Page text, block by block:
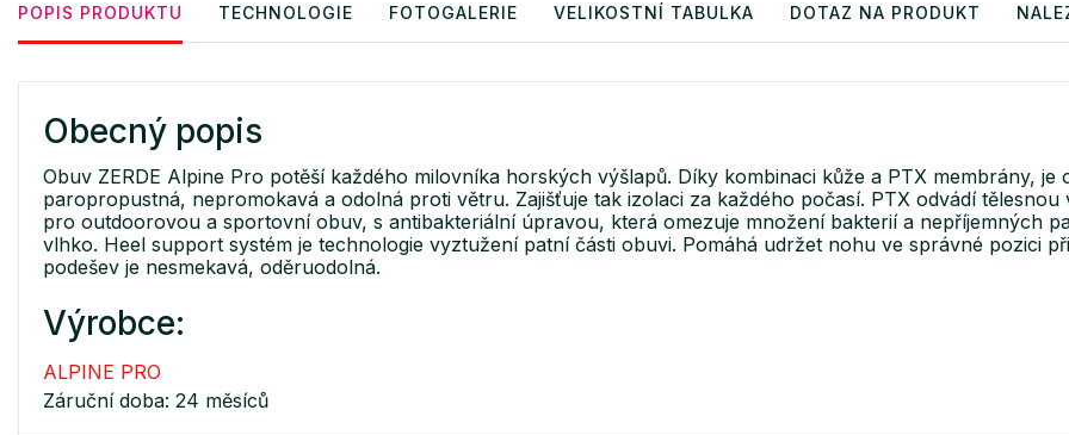
POPIS PRODUKTU TECHNOLOGIE FOTOGALERIE VELIKOSTNÍ TABULKA DOTAZ NA PRODUKT
Obecný popis
Obuv ZERDE Alpine Pro potěší každého milovníka horských výšlapů. Díky kombinaci kůže a PTX membrány,
paropropustná, nepromokavá a odolná proti větru. Zajišťuje tak izolaci za každého počasí. PTX odvádí
pro outdoorovou a sportovní obuv, s antibakteriální úpravou, která omezuje množení bakterií a nepříjemných
vlhko. Heel support systém je technologie vyztužení patní části obuvi. Pomáhá udržet nohu ve správné pozici
podešev je nesmekavá, oděruodolná.
Výrobce:
ALPINE PRO
Záruční doba: 24 měsíců